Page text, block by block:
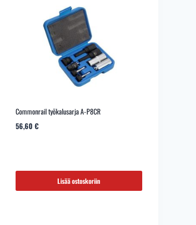
Commonrail työkalusarja A-P8CR
56,60 €
Lisää ostoskoriin